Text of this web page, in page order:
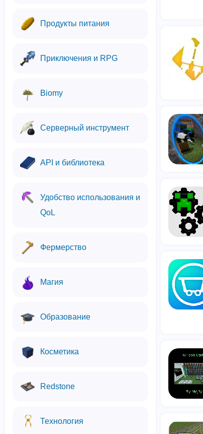
Продукты питания
Приключения и RPG
Biomy
Серверный инструмент
API и библиотека
Удобство использования и
QoL
Фермерство
Магия
Образование
Косметика
Redstone
Технология